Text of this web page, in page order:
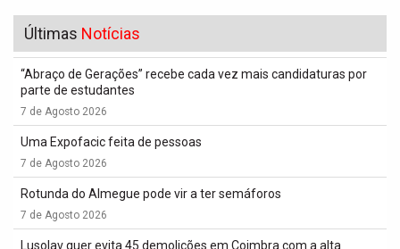
Últimas Notícias
“Abraço de Gerações” recebe cada vez mais candidaturas por
parte de estudantes
7 de Agosto 2026
Uma Expofacic feita de pessoas
7 de Agosto 2026
Rotunda do Almegue pode vir a ter semáforos
7 de Agosto 2026
Lusolav quer evita 45 demolições em Coimbra com a alta